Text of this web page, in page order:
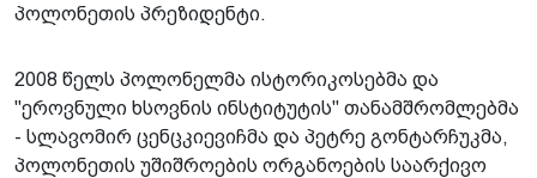
პოლონეთის პრეზიდენტი.
2008 წელს პოლონელმა ისტორიკოსებმა და
"ეროვნული ხსოვნის ინსტიტუტის" თანამშრომლებმა
- სლავომირ ცენცკიევიჩმა და პეტრე გონტარჩუკმა,
პოლონეთის უშიშროების ორგანოების საარქივო